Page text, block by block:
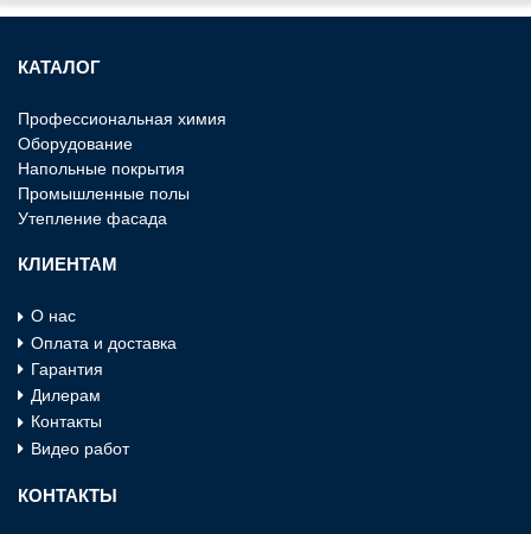
КАТАЛОГ
Профессиональная химия
Оборудование
Напольные покрытия
Промышленные полы
Утепление фасада
КЛИЕНТАМ
О нас
Оплата и доставка
Гарантия
Дилерам
Контакты
Видео работ
КОНТАКТЫ